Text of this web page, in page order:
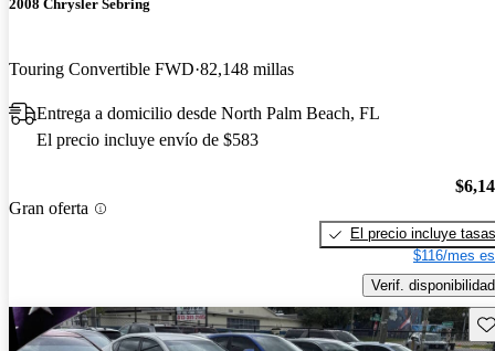
2008 Chrysler Sebring
Touring Convertible FWD 82,148 millas
Entrega a domicilio desde North Palm Beach, FL
El precio incluye envío de $583
Gran oferta
El precio incluye tasas
$116/mes
Verif. disponibilidad